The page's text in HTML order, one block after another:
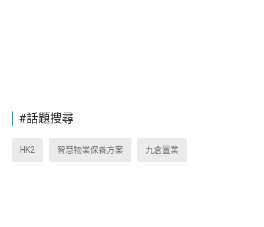
#話題搜尋
HK2 智慧物業保養方案 九倉置業